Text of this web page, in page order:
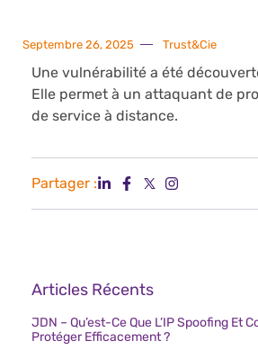
Septembre 26, 2025 Trust&Cie
Une vulnérabilité a été
Elle permet à un attaquant de
de service à distance.
Partager :
Articles Récents
JDN – Qu’est-Ce Que L’IP Spoofing Et
Protéger Efficacement ?